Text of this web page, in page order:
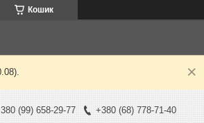
Кошик
(99) 658-29-77 +380 (68) 778-71-40